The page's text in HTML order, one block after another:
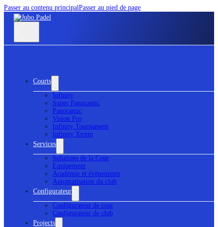
Passer au contenu principalPasser au pied de page
Courts
Infinity
Super Panoramic
Panoramic
Vision Pro
Infinity Tournament
Infinity Xtrem
Services
Solutions de la Cour
Equipement
Académie et événements
Automatisation du club
Configurateur
Configurateur de cour
Configurateur de club
Projects